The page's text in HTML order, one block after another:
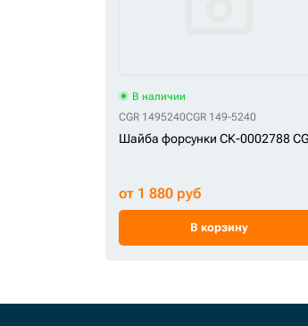
В наличии
CGR 1495240CGR 149-5240
Шайба форсунки СК-0002788
от 1 880 руб
В корзину